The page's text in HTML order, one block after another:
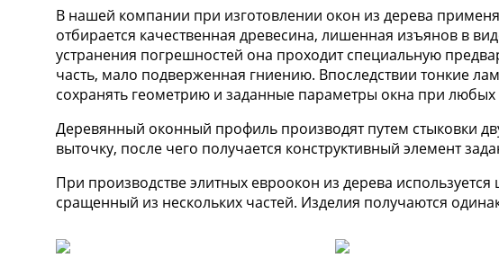
В нашей компании при изготовлении окон из дерева
отбирается качественная древесина, лишенная изъянов в
устранения погрешностей она проходит специальную
часть, мало подверженная гниению. Впоследствии тонкие
сохранять геометрию и заданные параметры окна при
Деревянный оконный профиль производят путем стыковки
выточку, после чего получается конструктивный элемент
При производстве элитных евроокон из дерева
сращенный из нескольких частей. Изделия получаются